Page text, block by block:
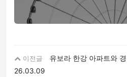
이전글
유보라 한강 아파트와
26.03.09